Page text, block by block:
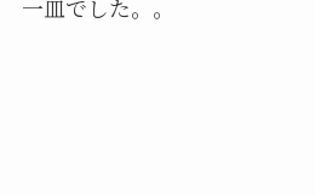
一皿でした。。